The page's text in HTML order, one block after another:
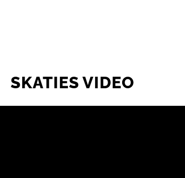
SKATIES VIDEO